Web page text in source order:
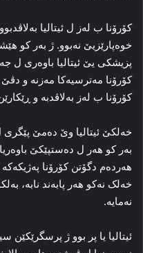
کۆرۆنا ب له‌ز ل ئیتالیا
خوه‌پارێزیێ نه‌بوو. ژ به‌ر کو
پزیشکی یێ ئیتالیا باوه‌ری ل
کۆرۆنا مه‌ترسیه‌کا‌ مه‌زنه‌ و
کۆرۆنا ب له‌ز به‌لاڤدبە و
خه‌لکێ ئیتالیا وێ ده‌مێ پێگری
به‌ر کو ھەر ل دەستپێكێ
هه‌رده‌م دگۆتن کۆرۆنا
خه‌لک نه‌کو هه‌ر پابه‌ند نابە،
نه‌مایه‌.
ئیتالیا یا پر بوو ژ